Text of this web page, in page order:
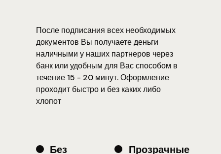
После подписания всех необходимых
документов Вы получаете деньги
наличными у наших партнеров через
банк или удобным для Вас способом в
течение 15 - 20 минут. Оформление
проходит быстро и без каких либо
хлопот
Без
Прозрачные